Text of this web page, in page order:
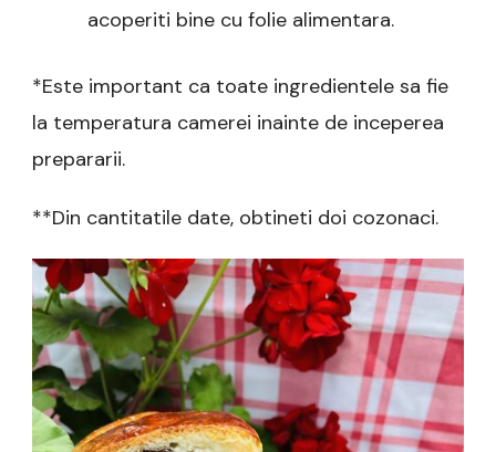
acoperiti bine cu folie alimentara.
*Este important ca toate ingredientele sa fie
la temperatura camerei inainte de inceperea
prepararii.
**Din cantitatile date, obtineti doi cozonaci.